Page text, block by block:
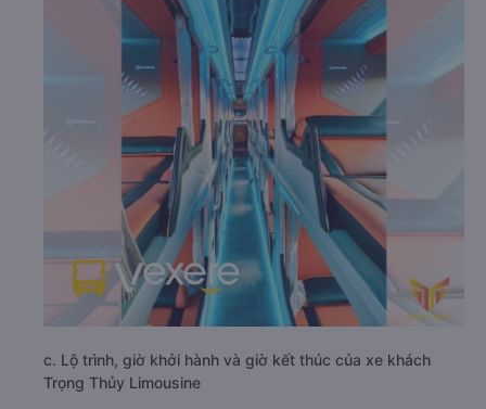
c. Lộ trình, giờ khởi hành và giờ kết thúc của xe khách
Trọng Thủy Limousine